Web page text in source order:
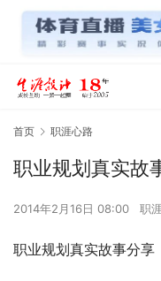
首页 职涯心路
职业规划真实故
2014年2月16日 08:00 职
职业规划真实故事分享